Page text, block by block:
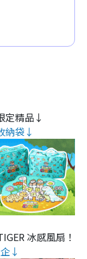
定精品↓
納袋↓
冰感風扇！
↓